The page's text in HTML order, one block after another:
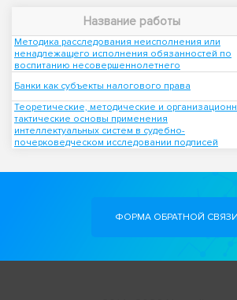
Название работы
Методика расследования неисполнения или
ненадлежащего исполнения обязанностей по
воспитанию несовершеннолетнего
Банки как субъекты налогового права
Теоретические, методические и
тактические основы применения
интеллектуальных систем в судебно-
почерковедческом исследовании подписей
ФОРМА ОБРАТНОЙ СВЯЗИ